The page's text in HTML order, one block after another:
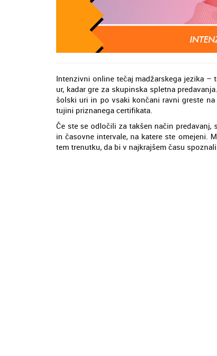
Intenzivni online tečaj madžarskega jezika –
ur, kadar gre za skupinska spletna
šolski uri in po vsaki končani ravni greste
tujini priznanega certifikata.
Če ste se odločili za takšen način
in časovne intervale, na katere ste omejeni.
tem trenutku, da bi v najkrajšem času